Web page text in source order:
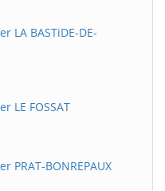
LA BASTiDE-DE-
LE FOSSAT
BONREPAUX